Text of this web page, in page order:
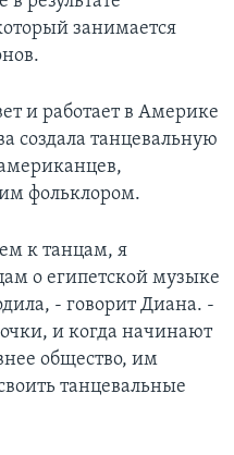
занимается
и работает в Америке
создала танцевальную
фольклором.
к танцам, я
о египетской музыке
- говорит Диана. -
и когда начинают
общество, им
танцевальные